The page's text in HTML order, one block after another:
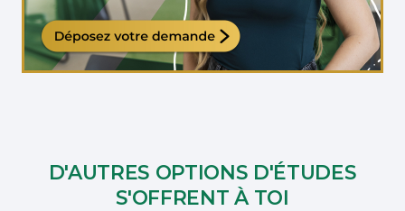
D'AUTRES OPTIONS D'ÉTUDES
S'OFFRENT À TOI